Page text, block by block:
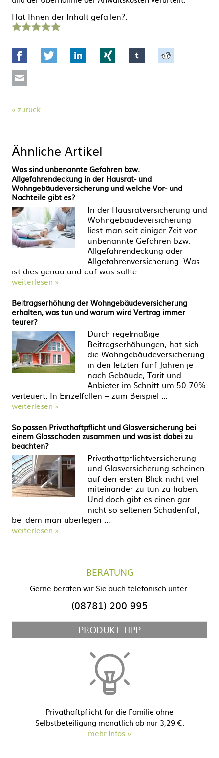
Hat Ihnen der Inhalt gefallen?:
Stern Sterne Sterne Sterne Sterne
Facebook Twitter LinkedIn tumblr
zurück
Ähnliche Artikel
Was sind unbenannte Gefahren bzw.
Allgefahrendeckung in der Hausrat- und
Wohngebäudeversicherung und welche Vor- und
Nachteile gibt es?
In der Hausratversicherung und
Wohngebäudeversicherung
liest man seit einiger Zeit von
unbenannte Gefahren bzw.
Allgefahrendeckung oder
Allgefahrenversicherung. Was
ist dies genau und auf was sollte …
weiterlesen »
Beitragserhöhung der Wohngebäudeversicherung
erhalten, was tun und warum wird Vertrag immer
teurer?
Durch regelmäßige
Beitragserhöhungen, hat sich
die Wohngebäudeversicherung
in den letzten fünf Jahren je
nach Gebäude, Tarif und
Anbieter im Schnitt um 50-70%
verteuert. In Einzelfällen – zum Beispiel …
weiterlesen »
So passen Privathaftpflicht und Glasversicherung bei
einem Glasschaden zusammen und was ist dabei zu
beachten?
Privathaftpflichtversicherung
und Glasversicherung scheinen
auf den ersten Blick nicht viel
miteinander zu tun zu haben.
Und doch gibt es einen gar
nicht so seltenen Schadenfall,
bei dem man überlegen …
weiterlesen »
BERATUNG
Gerne beraten wir Sie auch telefonisch unter:
(08781) 200 995
PRODUKT-TIPP
Privathaftpflicht für die Familie ohne
Selbstbeteiligung monatlich ab nur 3,29 €.
mehr Infos